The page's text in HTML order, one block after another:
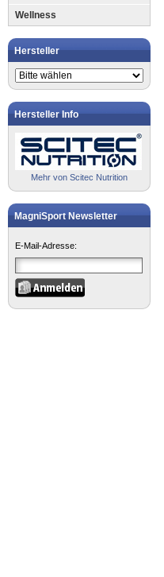
Wellness
Hersteller
Hersteller Info
Mehr von Scitec Nutrition
MagniSport Newsletter
E-Mail-Adresse: